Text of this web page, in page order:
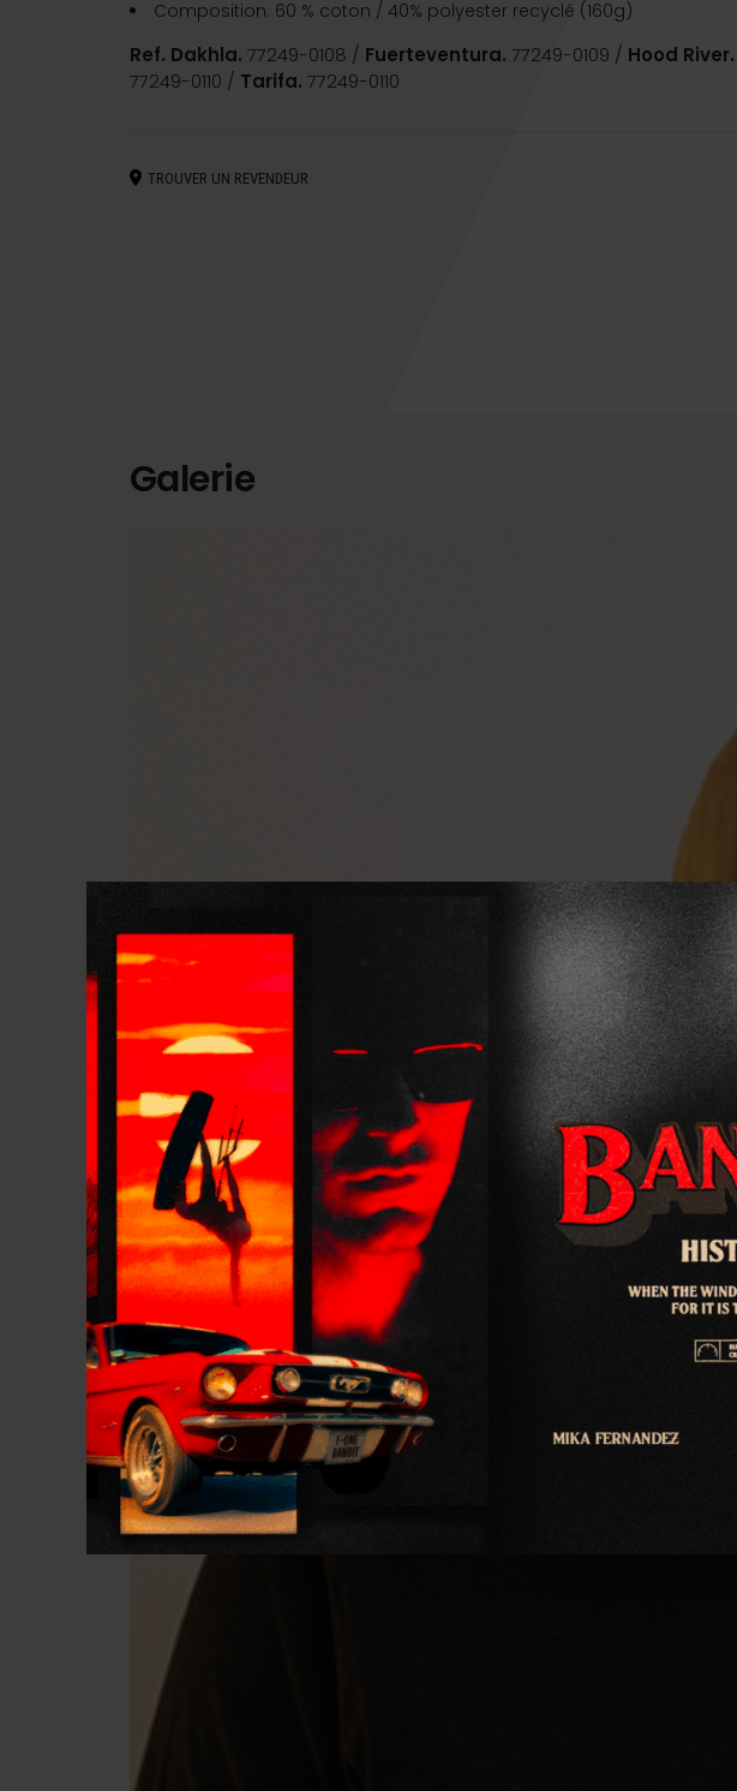
Composition: 60 % coton / 40% polyester recyclé (160g)
Ref. Dakhla. 77249-0108 / Fuerteventura. 77249-0109 / Hood River.
77249-0110 / Tarifa. 77249-0110
TROUVER UN REVENDEUR
Galerie